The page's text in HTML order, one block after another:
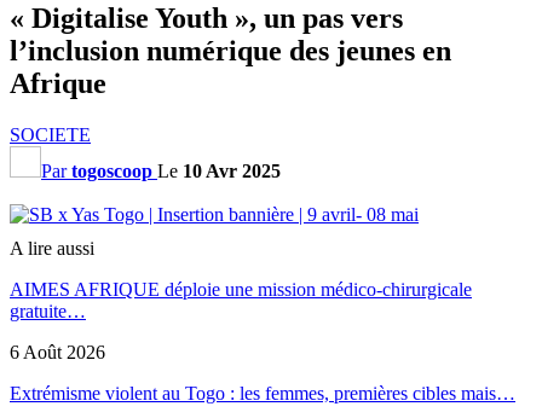
« Digitalise Youth », un pas vers
l’inclusion numérique des jeunes en
Afrique
SOCIETE
Partogoscoop Le 10 Avr 2025
A lire aussi
AIMES AFRIQUE déploie une mission médico-chirurgicale
gratuite…
6 Août 2026
Extrémisme violent au Togo : les femmes, premières cibles mais…